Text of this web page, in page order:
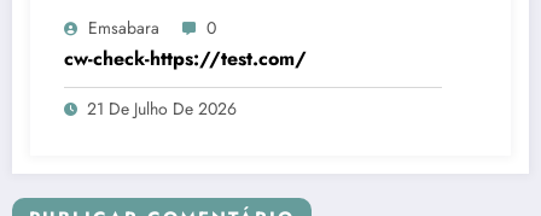
Emsabara 0
cw-check-https://test.com/
21 De Julho De 2026